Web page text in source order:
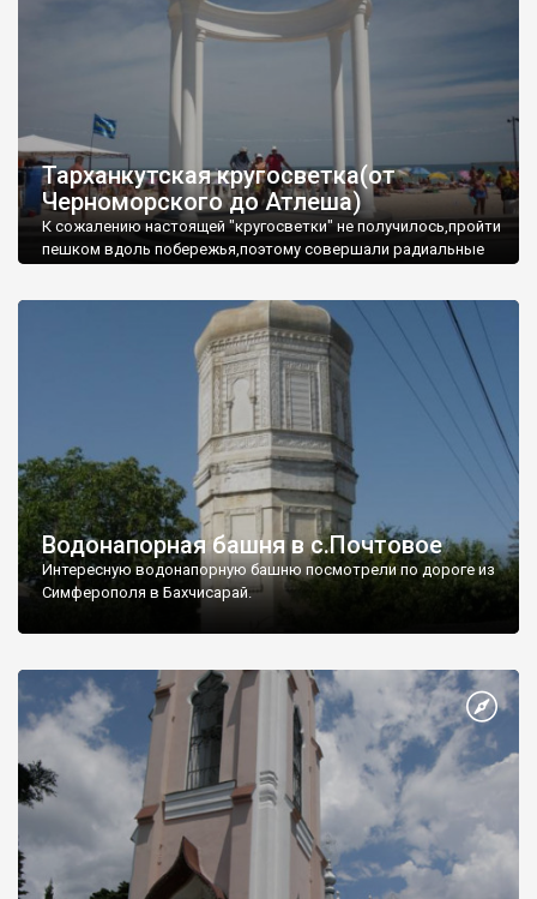
Тарханкутская кругосветка(от
Черноморского до Атлеша)
К сожалению настоящей "кругосветки" не получилось,пройти
пешком вдоль побережья,поэтому совершали радиальные
Водонапорная башня в с.Почтовое
Интересную водонапорную башню посмотрели по дороге из
Симферополя в Бахчисарай.